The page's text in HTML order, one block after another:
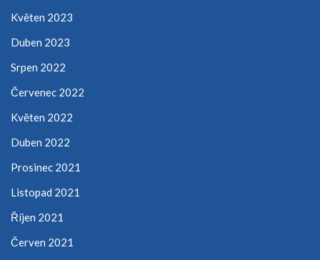
Květen 2023
Duben 2023
Srpen 2022
Červenec 2022
Květen 2022
Duben 2022
Prosinec 2021
Listopad 2021
Říjen 2021
Červen 2021